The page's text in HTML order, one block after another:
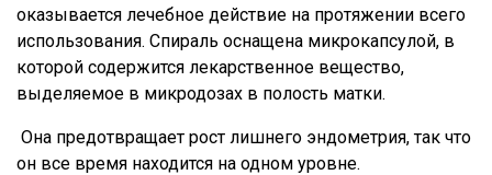
оказывается лечебное действие на протяжении всего
использования. Спираль оснащена микрокапсулой, в
которой содержится лекарственное вещество,
выделяемое в микродозах в полость матки.
Она предотвращает рост лишнего эндометрия, так что
он все время находится на одном уровне.